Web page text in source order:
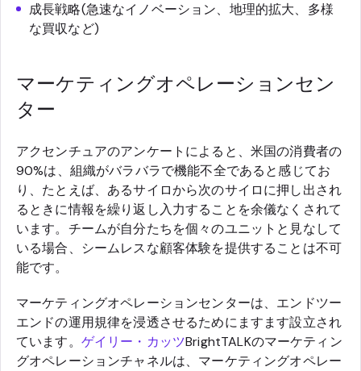
成長戦略(急速なイノベーション、地理的拡大、多様
な買収など)
マーケティングオペレーションセン
ター
アクセンチュアのアンケートによると、米国の消費者の
90%は、組織がバラバラで機能不全であると感じてお
り、たとえば、あるサイロから次のサイロに押し出され
るときに情報を繰り返し入力することを余儀なくされて
います。チームが自分たちを個々のユニットと見なして
いる場合、シームレスな顧客体験を提供することは不可
能です。
マーケティングオペレーションセンターは、エンドツー
エンドの運用規律を浸透させるためにますます設立され
ています。 ゲイリー・カッツBrightTALKのマーケティン
グオペレーションチャネルは、マーケティングオペレー